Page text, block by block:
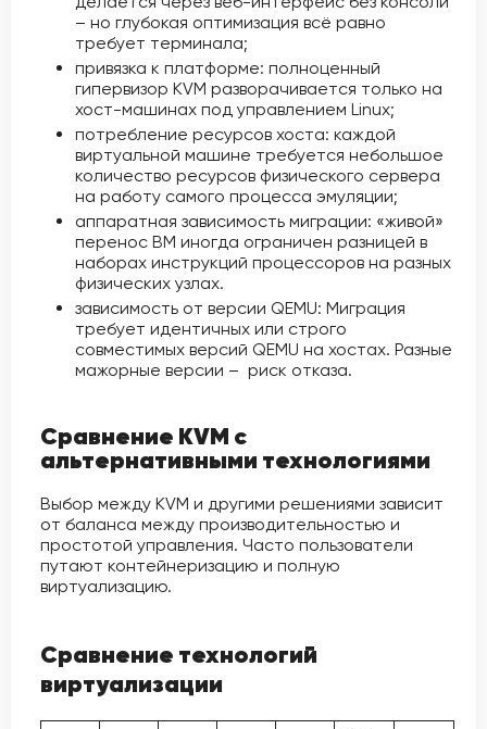
– но глубокая оптимизация всё равно
требует терминала;
привязка к платформе: полноценный
гипервизор KVM разворачивается только на
хост-машинах под управлением Linux;
потребление ресурсов хоста: каждой
виртуальной машине требуется небольшое
количество ресурсов физического сервера
на работу самого процесса эмуляции;
аппаратная зависимость миграции: «живой»
перенос ВМ иногда ограничен разницей в
наборах инструкций процессоров на разных
физических узлах.
зависимость от версии QEMU: Миграция
требует идентичных или строго
совместимых версий QEMU на хостах. Разные
мажорные версии – риск отказа.
Сравнение KVM с
альтернативными технологиями
Выбор между KVM и другими решениями зависит
от баланса между производительностью и
простотой управления. Часто пользователи
путают контейнеризацию и полную
виртуализацию.
Сравнение технологий
виртуализации